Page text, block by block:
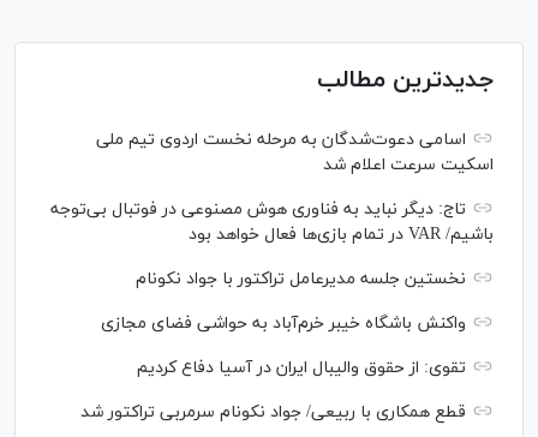
جدیدترین مطالب
اسامی دعوت‌شدگان به مرحله نخست اردوی تیم ملی
اسکیت سرعت اعلام شد
تاج: دیگر نباید به فناوری هوش مصنوعی در فوتبال بی‌توجه
باشیم/ VAR در تمام بازی‌ها فعال خواهد بود
نخستین جلسه مدیرعامل تراکتور با جواد نکونام
واکنش باشگاه خیبر خرم‌آباد به حواشی فضای مجازی
تقوی: از حقوق والیبال ایران در آسیا دفاع کردیم
قطع همکاری با ربیعی/ جواد نکونام سرمربی تراکتور شد